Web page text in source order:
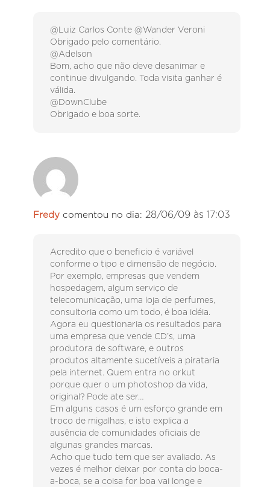
@Luiz Carlos Conte @Wander Veroni
Obrigado pelo comentário.
@Adelson
Bom, acho que não deve desanimar e
continue divulgando. Toda visita ganhar é
válida.
@DownClube
Obrigado e boa sorte.
Fredy comentou no dia: 28/06/09 às 17:03
Acredito que o beneficio é variável
conforme o tipo e dimensão de negócio.
Por exemplo, empresas que vendem
hospedagem, algum serviço de
telecomunicação, uma loja de perfumes,
consultoria como um todo, é boa idéia.
Agora eu questionaria os resultados para
uma empresa que vende CD’s, uma
produtora de software, e outros
produtos altamente sucetíveis a pirataria
pela internet. Quem entra no orkut
porque quer o um photoshop da vida,
original? Pode ate ser…
Em alguns casos é um esforço grande em
troco de migalhas, e isto explica a
ausência de comunidades oficiais de
algunas grandes marcas.
Acho que tudo tem que ser avaliado. As
vezes é melhor deixar por conta do boca-
a-boca, se a coisa for boa vai longe e